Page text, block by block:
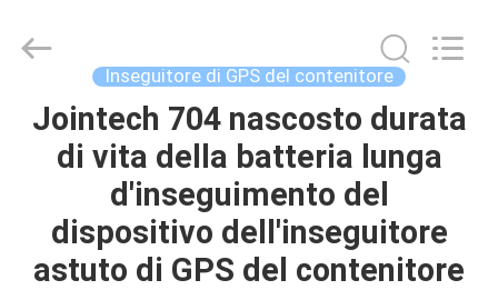
CASA
PRODOTTI
MOSTRA
Technology
Reserved.
Inseguitore di GPS del contenitore
Jointech 704 nascosto durata
di vita della batteria lunga
d'inseguimento del
dispositivo dell'inseguitore
astuto di GPS del contenitore